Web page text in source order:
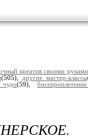
креатив своими руками
(505), другие мастер-классы
чудо(59),